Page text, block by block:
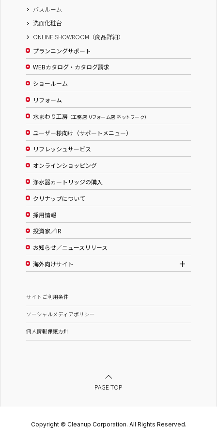
バスルーム
洗面化粧台
ONLINE SHOWROOM（商品詳細）
プランニングサポート
WEBカタログ・カタログ請求
ショールーム
リフォーム
水まわり工房 （工務店 リフォーム店 ネットワーク）
ユーザー様向け（サポートメニュー）
リフレッシュサービス
オンラインショッピング
浄水器カートリッジの購入
クリナップについて
採用情報
投資家／IR
お知らせ／ニュースリリース
海外向けサイト
サイトご利用条件
ソーシャルメディアポリシー
個人情報保護方針
PAGE TOP
Copyright © Cleanup Corporation. All Rights Reserved.